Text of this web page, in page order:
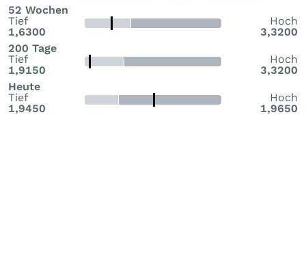
52 Wochen
Tief
1,6300
Hoch
3,3200
200 Tage
Tief
1,9150
Hoch
3,3200
Heute
Tief
1,9450
Hoch
1,9650